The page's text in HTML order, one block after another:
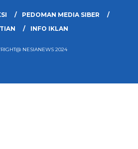
PEDOMAN MEDIA SIBER
INFO IKLAN
NESIANEWS 2024